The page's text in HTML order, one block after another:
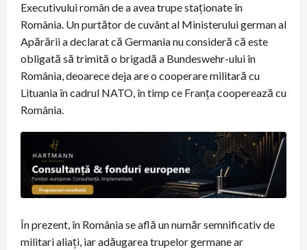
Executivului român de a avea trupe staționate în
România. Un purtător de cuvânt al Ministerului german al
Apărării a declarat că Germania nu consideră că este
obligată să trimită o brigadă a Bundeswehr-ului în
România, deoarece deja are o cooperare militară cu
Lituania în cadrul NATO, în timp ce Franța cooperează cu
România.
În prezent, în România se află un număr semnificativ de
militari aliați, iar adăugarea trupelor germane ar